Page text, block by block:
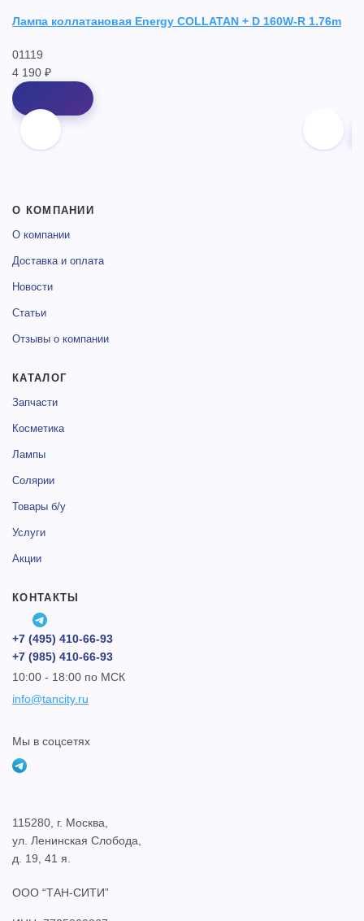
Лампа коллатановая Energy COLLATAN + D 160W-R 1.76m
01119
4 190 ₽
О КОМПАНИИ
О компании
Доставка и оплата
Новости
Статьи
Отзывы о компании
КАТАЛОГ
Запчасти
Косметика
Лампы
Солярии
Товары б/у
Услуги
Акции
КОНТАКТЫ
+7 (495) 410-66-93
+7 (985) 410-66-93
10:00 - 18:00 по МСК
info@tancity.ru
Мы в соцсетях
115280, г. Москва,
ул. Ленинская Слобода,
д. 19, 41 я.
ООО “ТАН-СИТИ”